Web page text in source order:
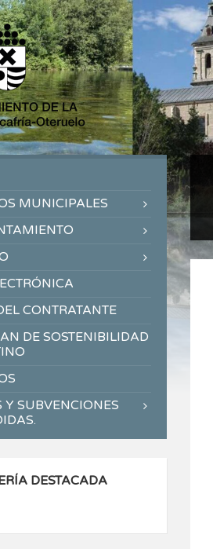
MUNICIPALES
CONTRATANTE
DE SOSTENIBILIDAD
Y SUBVENCIONES
DESTACADA